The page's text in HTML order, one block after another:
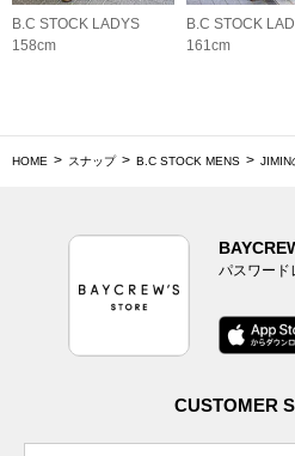
B.C STOCK LADYS
158cm
B.C STOCK
161cm
HOME スナップ B.C STOCK MENS JIMIN
パスワード
CUSTOMER